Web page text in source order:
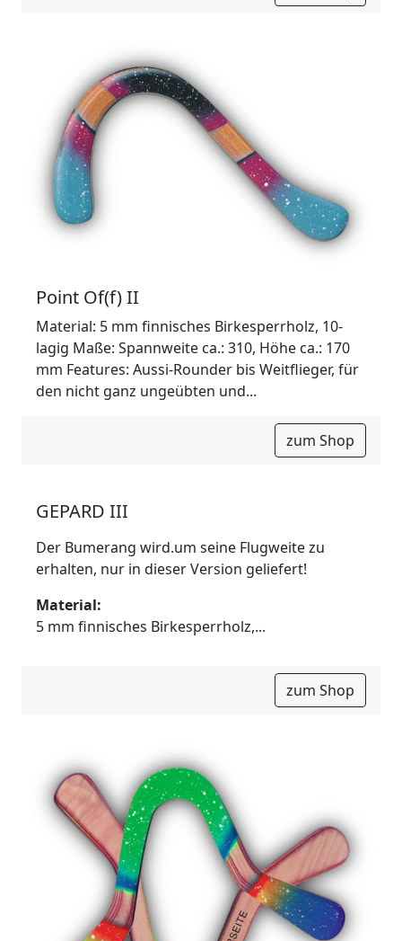
Point Of(f) II
Material: 5 mm finnisches Birkesperrholz, 10-
lagig Maße: Spannweite ca.: 310, Höhe ca.: 170
mm Features: Aussi-Rounder bis Weitflieger, für
den nicht ganz ungeübten und...
zum Shop
GEPARD III
Der Bumerang wird.um seine Flugweite zu
erhalten, nur in dieser Version geliefert!
Material:
5 mm finnisches Birkesperrholz,...
zum Shop